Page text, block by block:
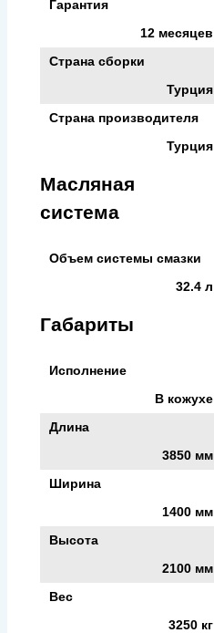
Гарантия
12 месяцев
Страна сборки
Турция
Страна производителя
Турция
Масляная
система
Объем системы смазки
32.4 л
Габариты
Исполнение
В кожухе
Длина
3850 мм
Ширина
1400 мм
Высота
2100 мм
Вес
3250 кг